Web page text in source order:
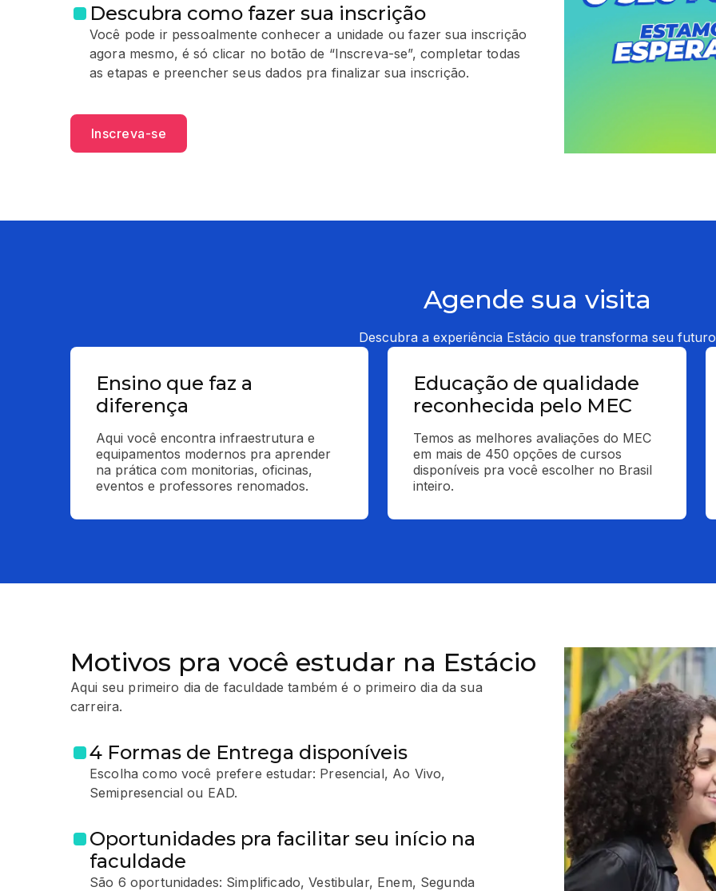
Descubra como fazer sua inscrição
Você pode ir pessoalmente conhecer a unidade ou fazer sua inscrição
agora mesmo, é só clicar no botão de “Inscreva-se”, completar todas
as etapas e preencher seus dados pra finalizar sua inscrição.
Inscreva-se
Agende sua visita
Descubra a experiência Estácio que transforma seu futuro
Ensino que faz a
diferença
Aqui você encontra infraestrutura e
equipamentos modernos pra aprender
na prática com monitorias, oficinas,
eventos e professores renomados.
Educação de qualidade
reconhecida pelo MEC
Temos as melhores avaliações do MEC
em mais de 450 opções de cursos
disponíveis pra você escolher no Brasil
inteiro.
Motivos pra você estudar na Estácio
Aqui seu primeiro dia de faculdade também é o primeiro dia da sua
carreira.
4 Formas de Entrega disponíveis
Escolha como você prefere estudar: Presencial, Ao Vivo,
Semipresencial ou EAD.
Oportunidades pra facilitar seu início na
faculdade
São 6 oportunidades: Simplificado, Vestibular, Enem, Segunda